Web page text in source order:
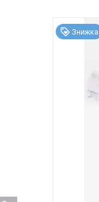
Знижка